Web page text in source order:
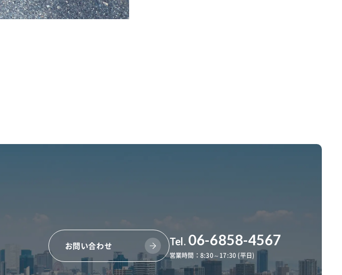
お問い合わせ Tel. 06-6858-4567
営業時間：8:30～17:30 (平日)